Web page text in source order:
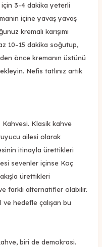
için 3-4 dakika yeterli
içine yavaş yavaş
kremalı karışımı
10–15 dakika soğutup,
önce kremanın üstünü
Nefis tatlınız artık
Kahvesi. Klasik kahve
ailesi olarak
itinayla ürettikleri
sevenler içinse Koç
ürettikleri
farklı alternatifler olabilir.
hedefle çalışan bu
biri de demokrasi.